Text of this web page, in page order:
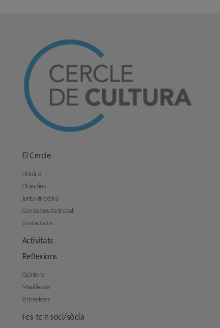
El Cercle
Història
Objectius
Junta directiva
Comissions de treball
Contacta’ns
Activitats
Reflexions
Opinions
Manifestos
Entrevistes
Fes-te’n soci/sòcia